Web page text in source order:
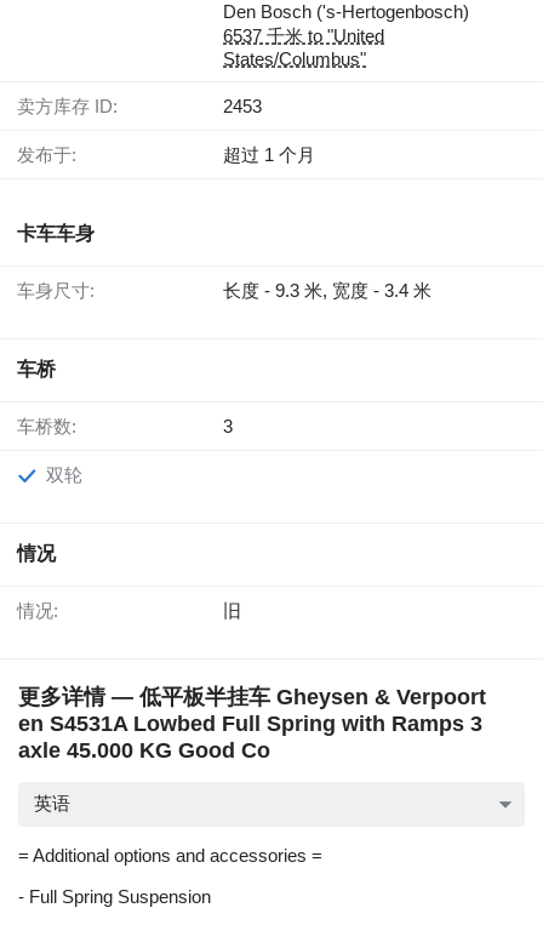
Den Bosch ('s-Hertogenbosch)
6537 千米 to "United
States/Columbus"
卖方库存 ID: 2453
发布于: 超过 1 个月
卡车车身
车身尺寸: 长度 - 9.3 米, 宽度 - 3.4 米
车桥
车桥数: 3
双轮
情况
情况: 旧
更多详情 — 低平板半挂车 Gheysen & Verpoort
en S4531A Lowbed Full Spring with Ramps 3
axle 45.000 KG Good Co
英语
= Additional options and accessories =
- Full Spring Suspension